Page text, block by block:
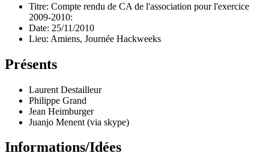
Titre: Compte rendu de CA de l'association pour l'exercice
2009-2010:
Date: 25/11/2010
Lieu: Amiens, Journée Hackweeks
Présents
Laurent Destailleur
Philippe Grand
Jean Heimburger
Juanjo Menent (via skype)
Informations/Idées